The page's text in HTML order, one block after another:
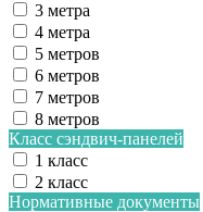
3 метра
4 метра
5 метров
6 метров
7 метров
8 метров
Класс сэндвич-панелей
1 класс
2 класс
Нормативные документы